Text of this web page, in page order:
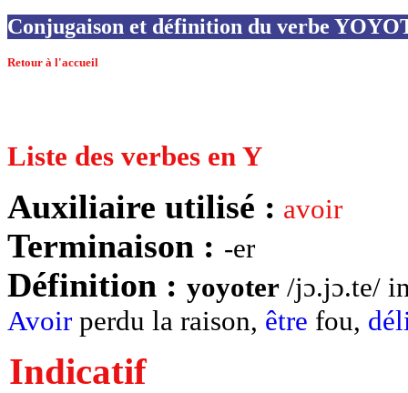
Conjugaison et définition du verbe
Retour à l'accueil
Liste des verbes en Y
Auxiliaire utilisé : avoir
Terminaison : -er
Définition : yoyoter /jɔ.jɔ.te/
Avoir perdu la raison, être fou,
Indicatif